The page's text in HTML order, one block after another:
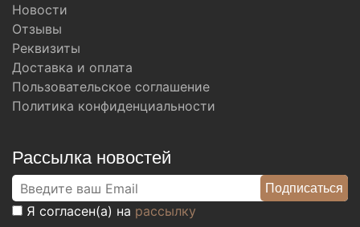
Новости
Отзывы
Реквизиты
Доставка и оплата
Пользовательское соглашение
Политика конфиденциальности
Рассылка новостей
Я согласен(а) на рассылку